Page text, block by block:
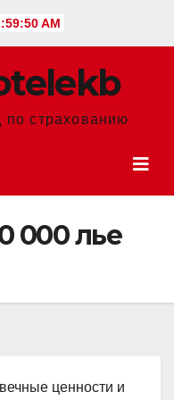
AM
по страхованию
000 лье
ценности и